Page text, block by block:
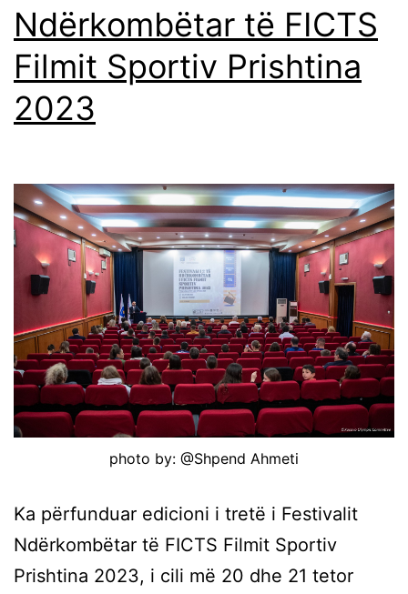
Ndërkombëtar të FICTS
Filmit Sportiv Prishtina
2023
photo by: @Shpend Ahmeti
Ka përfunduar edicioni i tretë i Festivalit
Ndërkombëtar të FICTS Filmit Sportiv
Prishtina 2023, i cili më 20 dhe 21 tetor